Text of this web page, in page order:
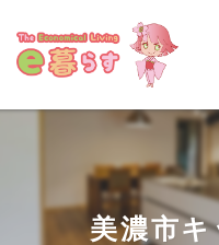
美濃市